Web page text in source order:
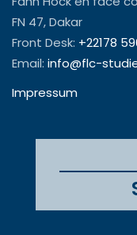
FN 47, Dakar
Front Desk: +22178
Email: info@flc-
Impressum